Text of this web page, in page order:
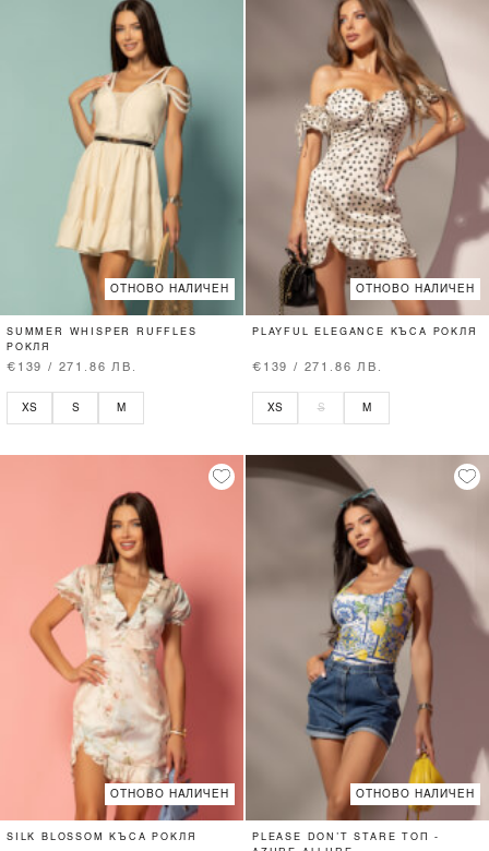
ОТНОВО НАЛИЧЕН
SUMMER WHISPER RUFFLES
РОКЛЯ
€139 / 271.86 ЛВ.
XS S M
ОТНОВО НАЛИЧЕН
PLAYFUL ELEGANCE КЪСА РОКЛЯ
€139 / 271.86 ЛВ.
XS S M
ОТНОВО НАЛИЧЕН
SILK BLOSSOM КЪСА РОКЛЯ
ОТНОВО НАЛИЧЕН
PLEASE DON’T STARE ТОП -